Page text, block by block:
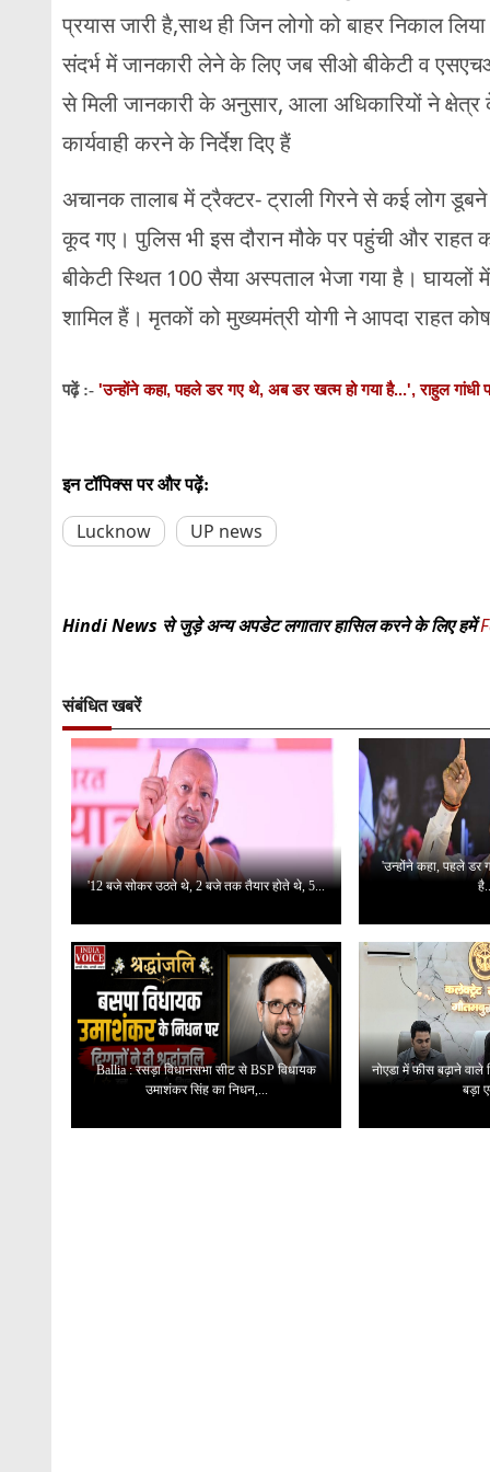
प्रयास जारी है,साथ ही जिन लोगो को बाहर निकाल
संदर्भ में जानकारी लेने के लिए जब सीओ बीकेटी व
से मिली जानकारी के अनुसार, आला अधिकारियों ने
कार्यवाही करने के निर्देश दिए हैं
अचानक तालाब में ट्रैक्टर- ट्राली गिरने से कई लोग
कूद गए। पुलिस भी इस दौरान मौके पर पहुंची और राहत
बीकेटी स्थित 100 सैया अस्पताल भेजा गया है।
शामिल हैं। मृतकों को मुख्यमंत्री योगी ने आपदा राहत
पढ़ें :- 'उन्होंने कहा, पहले डर गए थे, अब डर खत्म हो गया है...', राहुल गांधी
इन टॉपिक्स पर और पढ़ें:
Lucknow UP news
Hindi News से जुड़े अन्य अपडेट लगातार हासिल करने के लिए हमें
संबंधित खबरें
'12 बजे सोकर उठते थे, 2 बजे तक तैयार होते थे, 5...
'उन्होंने कहा, पहले डर
Ballia : रसड़ा विधानसभा सीट से BSP विधायक
उमाशंकर सिंह का निधन,...
नोएडा में फीस बढ़ाने
बड़ा